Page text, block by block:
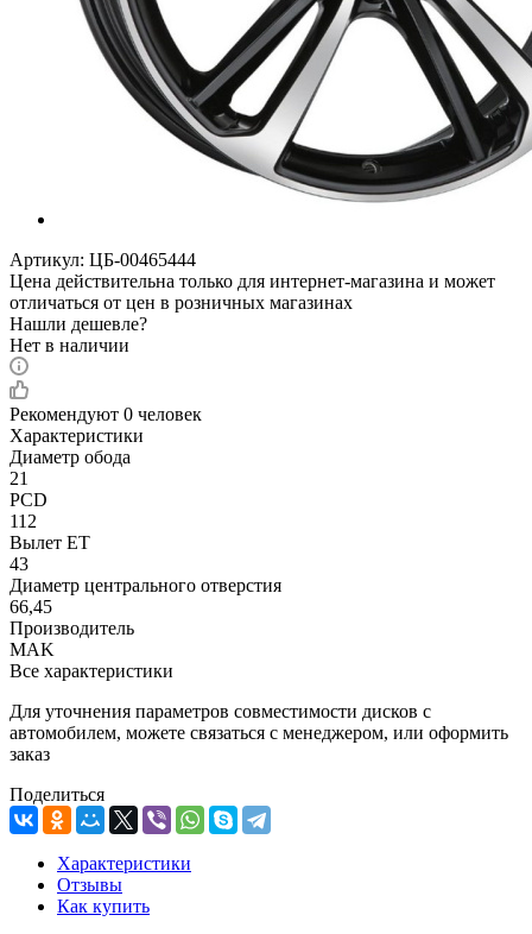
Артикул: ЦБ-00465444
Цена действительна только для интернет-магазина и может
отличаться от цен в розничных магазинах
Нашли дешевле?
Нет в наличии
Рекомендуют 0 человек
Характеристики
Диаметр обода
21
PCD
112
Вылет ET
43
Диаметр центрального отверстия
66,45
Производитель
MAK
Все характеристики
Для уточнения параметров совместимости дисков с
автомобилем, можете связаться с менеджером, или оформить
заказ
Поделиться
Характеристики
Отзывы
Как купить